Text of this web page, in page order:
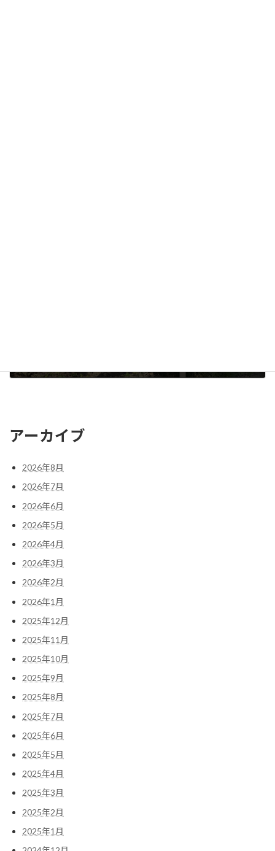
アーカイブ
2026年8月
2026年7月
2026年6月
2026年5月
2026年4月
2026年3月
2026年2月
2026年1月
2025年12月
2025年11月
2025年10月
2025年9月
2025年8月
2025年7月
2025年6月
2025年5月
2025年4月
2025年3月
2025年2月
2025年1月